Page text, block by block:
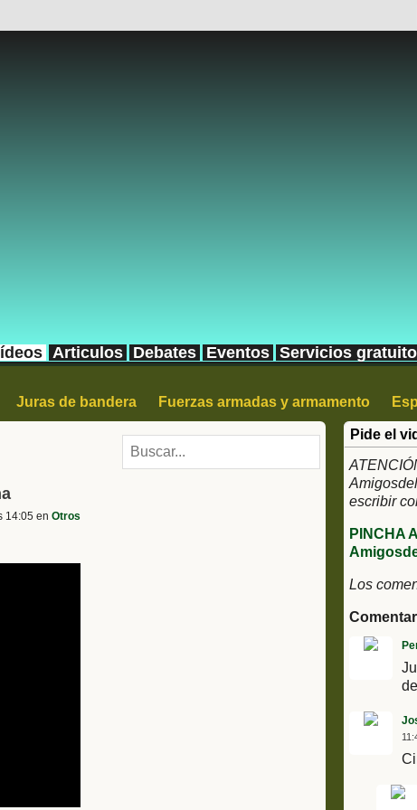
Articulos Debates Eventos Servicios
Juras de bandera Fuerzas armadas y armamento
14:05 en Otros
Pide el
escribir
PINCHA
Los